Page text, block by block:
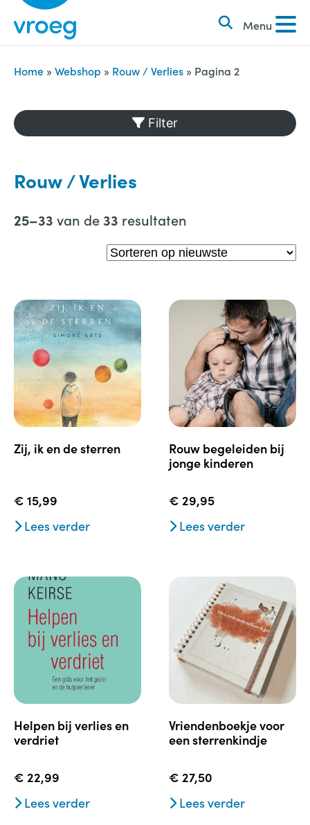
i
Menu
k
e
n
n
a
Home » Webshop » Rouw / Verlies » Pagina 2
Filter
Rouw / Verlies
25–33 van de33 resultaten
zij, ik en de sterren
€ 15,99
Lees verder
rouw begeleiden bij
jonge kinderen
€ 29,95
Lees verder
helpen bij verlies en
verdriet
€ 22,99
Lees verder
vriendenboekje voor
een sterrenkindje
€ 27,50
Lees verder